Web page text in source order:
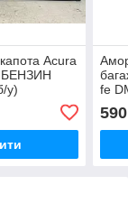
Acura
БЕНЗИН
у)
fe
590